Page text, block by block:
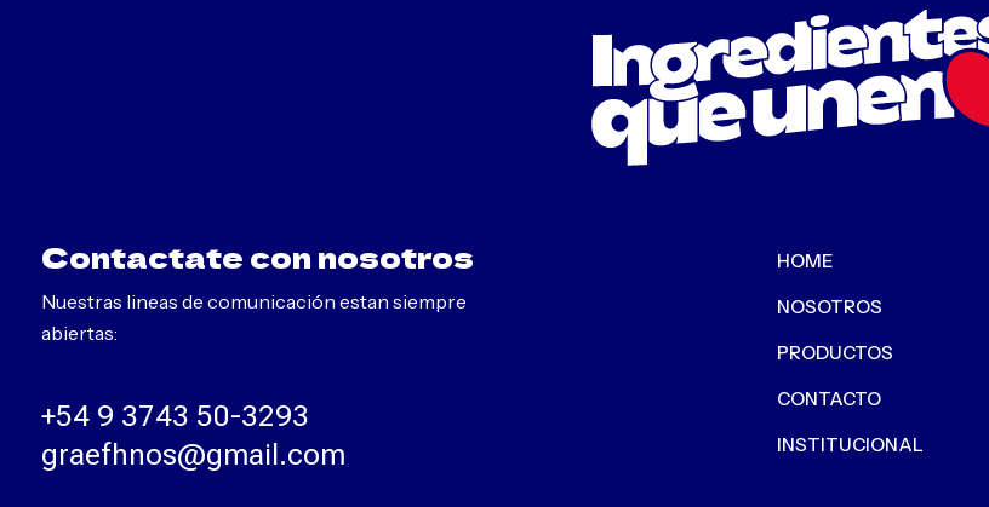
Contactate con nosotros
Nuestras lineas de comunicación estan siempre
abiertas:
+54 9 3743 50-3293
graefhnos@gmail.com
HOME
NOSOTROS
PRODUCTOS
CONTACTO
INSTITUCIONAL